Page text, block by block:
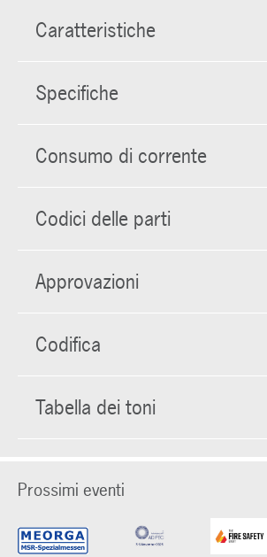
Caratteristiche
Specifiche
Consumo di corrente
Codici delle parti
Approvazioni
Codifica
Tabella dei toni
Prossimi eventi